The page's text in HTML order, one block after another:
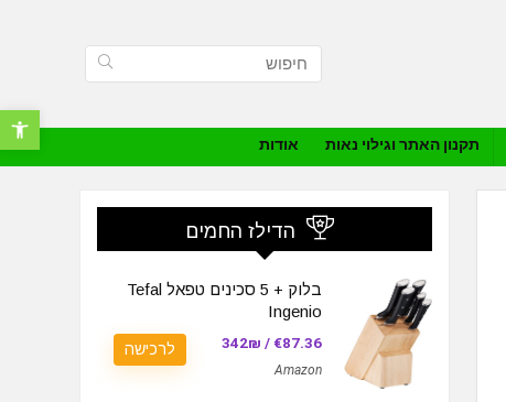
פתח
תקנון האתר וגילוי נאות אודות
הדילז החמים
בלוק + 5 סכינים טפאל Tefal
Ingenio
€87.36 / 342₪
Amazon
לרכישה